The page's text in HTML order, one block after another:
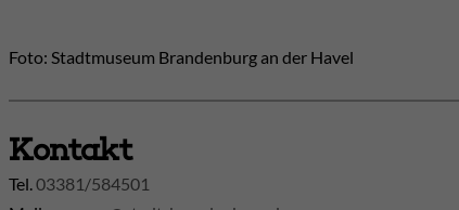
Foto: Stadtmuseum Brandenburg an der Havel
Kontakt
Tel.03381/584501